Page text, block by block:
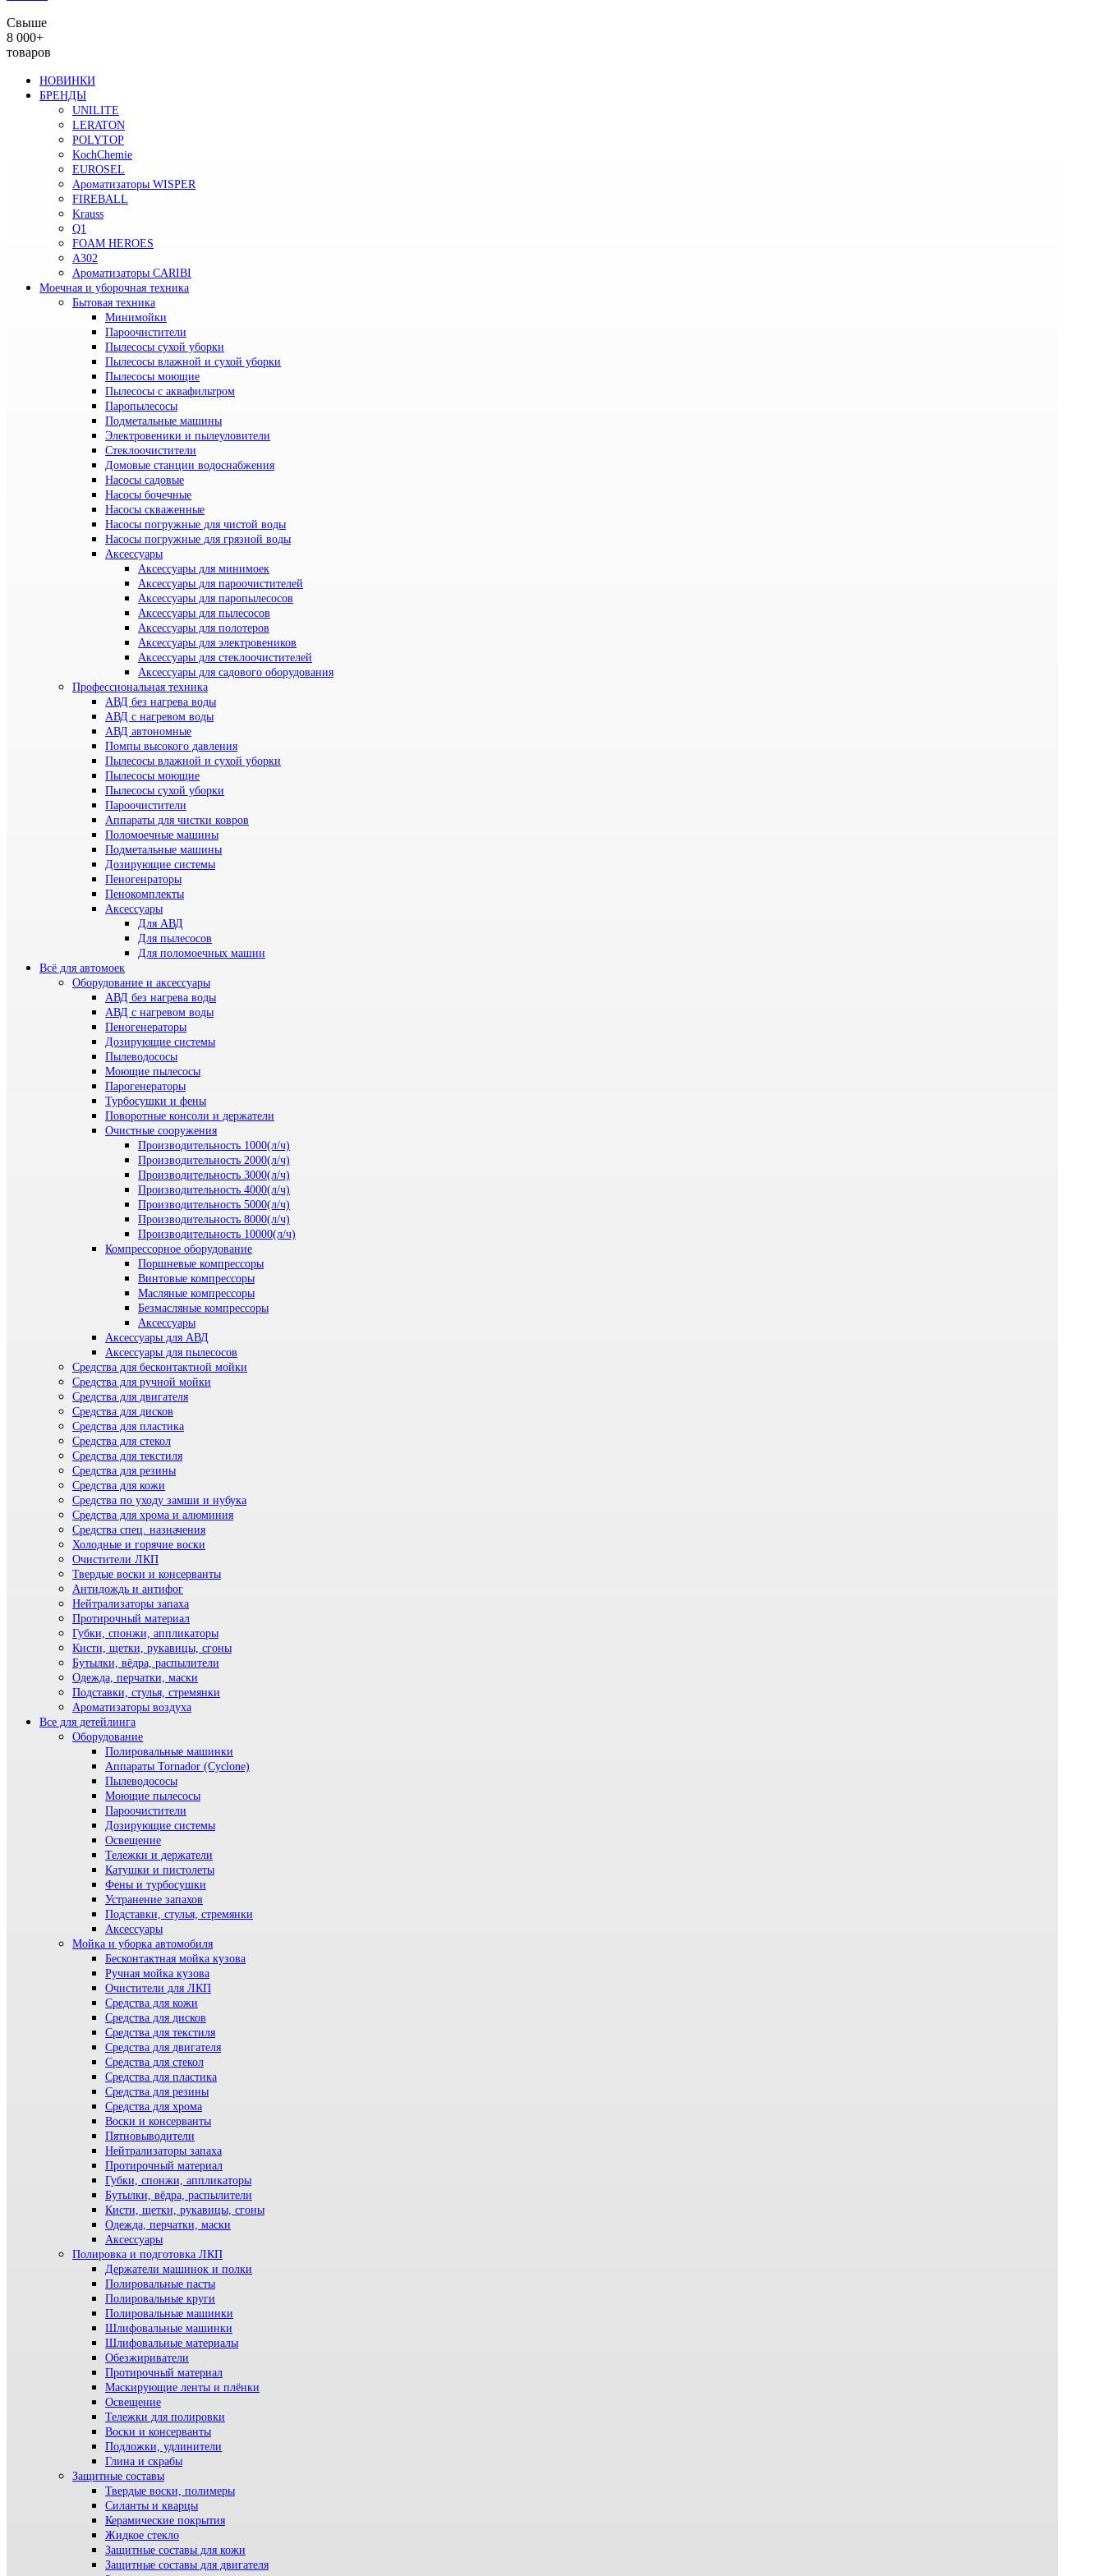
Свыше
8 000+
товаров
НОВИНКИ
БРЕНДЫ
UNILITE
LERATON
POLYTOP
KochChemie
EUROSEL
Ароматизаторы WISPER
FIREBALL
Krauss
Q1
FOAM HEROES
A302
Ароматизаторы CARIBI
Моечная и уборочная техника
Бытовая техника
Минимойки
Пароочистители
Пылесосы сухой уборки
Пылесосы влажной и сухой уборки
Пылесосы моющие
Пылесосы с аквафильтром
Паропылесосы
Подметальные машины
Электровеники и пылеуловители
Стеклоочистители
Домовые станции водоснабжения
Насосы садовые
Насосы бочечные
Насосы скваженные
Насосы погружные для чистой воды
Насосы погружные для грязной воды
Аксессуары
Аксессуары для минимоек
Аксессуары для пароочистителей
Аксессуары для паропылесосов
Аксессуары для пылесосов
Аксессуары для полотеров
Аксессуары для электровеников
Аксессуары для стеклоочистителей
Аксессуары для садового оборудования
Профессиональная техника
АВД без нагрева воды
АВД с нагревом воды
АВД автономные
Помпы высокого давления
Пылесосы влажной и сухой уборки
Пылесосы моющие
Пылесосы сухой уборки
Пароочистители
Аппараты для чистки ковров
Поломоечные машины
Подметальные машины
Дозирующие системы
Пеногенраторы
Пенокомплекты
Аксессуары
Для АВД
Для пылесосов
Для поломоечных машин
Всё для автомоек
Оборудование и аксессуары
АВД без нагрева воды
АВД с нагревом воды
Пеногенераторы
Дозирующие системы
Пылеводососы
Моющие пылесосы
Парогенераторы
Турбосушки и фены
Поворотные консоли и держатели
Очистные сооружения
Производительность 1000(л/ч)
Производительность 2000(л/ч)
Производительность 3000(л/ч)
Производительность 4000(л/ч)
Производительность 5000(л/ч)
Производительность 8000(л/ч)
Производительность 10000(л/ч)
Компрессорное оборудование
Поршневые компрессоры
Винтовые компрессоры
Масляные компрессоры
Безмасляные компрессоры
Аксессуары
Аксессуары для АВД
Аксессуары для пылесосов
Средства для бесконтактной мойки
Средства для ручной мойки
Средства для двигателя
Средства для дисков
Средства для пластика
Средства для стекол
Средства для текстиля
Средства для резины
Средства для кожи
Средства по уходу замши и нубука
Средства для хрома и алюминия
Средства спец. назначения
Холодные и горячие воски
Очистители ЛКП
Твердые воски и консерванты
Антидождь и антифог
Нейтрализаторы запаха
Протирочный материал
Губки, спонжи, аппликаторы
Кисти, щетки, рукавицы, сгоны
Бутылки, вёдра, распылители
Одежда, перчатки, маски
Подставки, стулья, стремянки
Ароматизаторы воздуха
Все для детейлинга
Оборудование
Полировальные машинки
Аппараты Tornador (Cyclone)
Пылеводососы
Моющие пылесосы
Пароочистители
Дозирующие системы
Освещение
Тележки и держатели
Катушки и пистолеты
Фены и турбосушки
Устранение запахов
Подставки, стулья, стремянки
Аксессуары
Мойка и уборка автомобиля
Бесконтактная мойка кузова
Ручная мойка кузова
Очистители для ЛКП
Средства для кожи
Средства для дисков
Средства для текстиля
Средства для двигателя
Средства для стекол
Средства для пластика
Средства для резины
Средства для хрома
Воски и консерванты
Пятновыводители
Нейтрализаторы запаха
Протирочный материал
Губки, спонжи, аппликаторы
Бутылки, вёдра, распылители
Кисти, щетки, рукавицы, сгоны
Одежда, перчатки, маски
Аксессуары
Полировка и подготовка ЛКП
Держатели машинок и полки
Полировальные пасты
Полировальные круги
Полировальные машинки
Шлифовальные машинки
Шлифовальные материалы
Обезжириватели
Протирочный материал
Маскирующие ленты и плёнки
Освещение
Тележки для полировки
Воски и консерванты
Подложки, удлинители
Глина и скрабы
Защитные составы
Твердые воски, полимеры
Силанты и кварцы
Керамические покрытия
Жидкое стекло
Защитные составы для кожи
Защитные составы для двигателя